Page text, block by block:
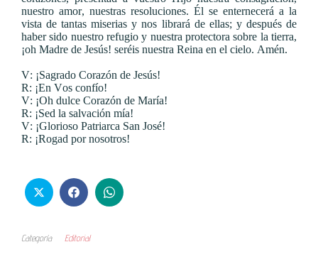
nuestro amor, nuestras resoluciones. Él se enternecerá a la
vista de tantas miserias y nos librará de ellas; y después de
haber sido nuestro refugio y nuestra protectora sobre la tierra,
¡oh Madre de Jesús! seréis nuestra Reina en el cielo. Amén.
V: ¡Sagrado Corazón de Jesús!
R: ¡En Vos confío!
V: ¡Oh dulce Corazón de María!
R: ¡Sed la salvación mía!
V: ¡Glorioso Patriarca San José!
R: ¡Rogad por nosotros!
Categoría Editorial